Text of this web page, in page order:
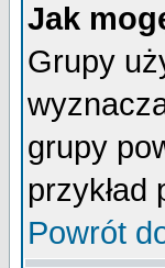
Jak
Grupy
grupy
Powrót